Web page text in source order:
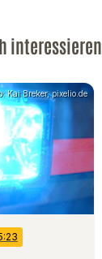
interessieren
Kai Breker, pixelio.de